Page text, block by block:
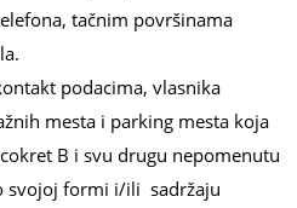
tačnim površinama
podacima, vlasnika
mesta i parking mesta koja
B i svu drugu nepomenutu
svojoj formi i/ili sadržaju